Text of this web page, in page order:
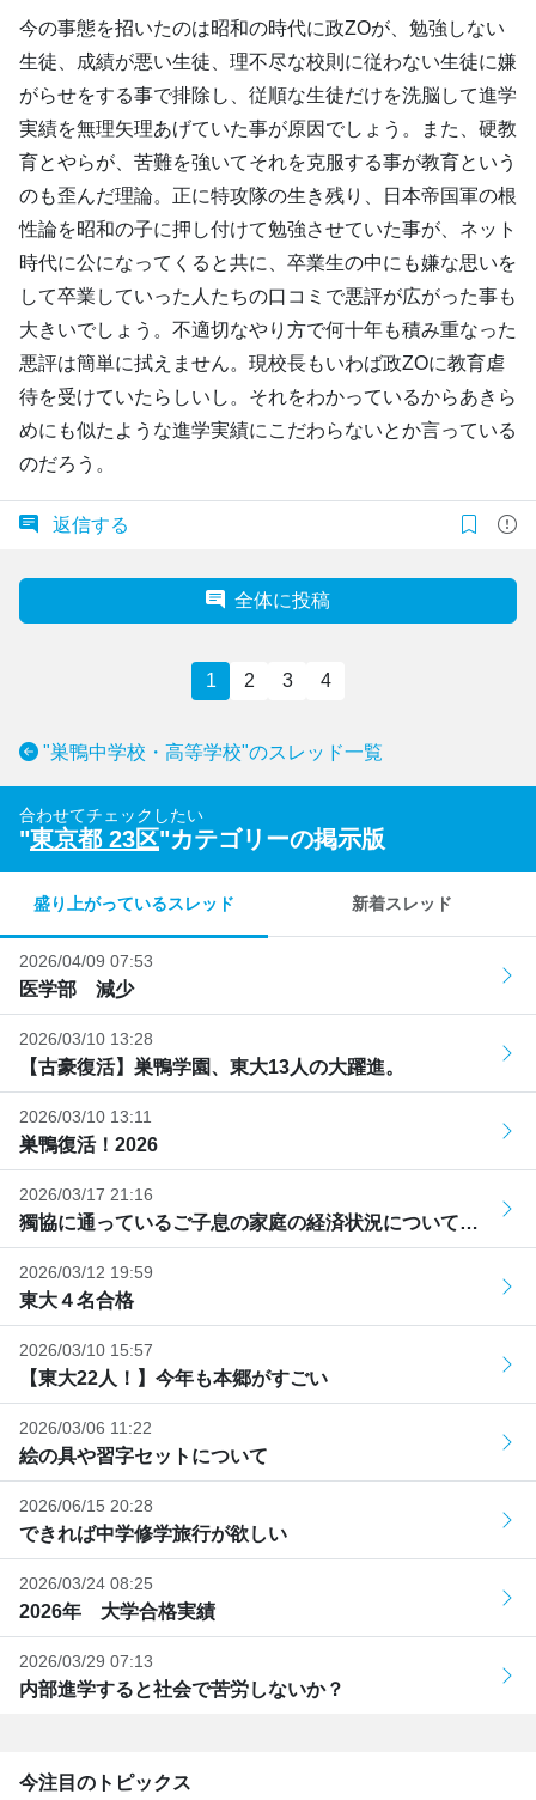
今の事態を招いたのは昭和の時代に政ZOが、勉強しない
生徒、成績が悪い生徒、理不尽な校則に従わない生徒に嫌
がらせをする事で排除し、従順な生徒だけを洗脳して進学
実績を無理矢理あげていた事が原因でしょう。また、硬教
育とやらが、苦難を強いてそれを克服する事が教育という
のも歪んだ理論。正に特攻隊の生き残り、日本帝国軍の根
性論を昭和の子に押し付けて勉強させていた事が、ネット
時代に公になってくると共に、卒業生の中にも嫌な思いを
して卒業していった人たちの口コミで悪評が広がった事も
大きいでしょう。不適切なやり方で何十年も積み重なった
悪評は簡単に拭えません。現校長もいわば政ZOに教育虐
待を受けていたらしいし。それをわかっているからあきら
めにも似たような進学実績にこだわらないとか言っている
のだろう。
返信する
全体に投稿
1 2 3 4
"巣鴨中学校・高等学校"のスレッド一覧
合わせてチェックしたい
"東京都 23区"カテゴリーの掲示版
盛り上がっているスレッド 新着スレッド
2026/04/09 07:53
医学部 減少
2026/03/10 13:28
【古豪復活】巣鴨学園、東大13人の大躍進。
2026/03/10 13:11
巣鴨復活！2026
2026/03/17 21:16
獨協に通っているご子息の家庭の経済状況について…
2026/03/12 19:59
東大４名合格
2026/03/10 15:57
【東大22人！】今年も本郷がすごい
2026/03/06 11:22
絵の具や習字セットについて
2026/06/15 20:28
できれば中学修学旅行が欲しい
2026/03/24 08:25
2026年 大学合格実績
2026/03/29 07:13
内部進学すると社会で苦労しないか？
今注目のトピックス